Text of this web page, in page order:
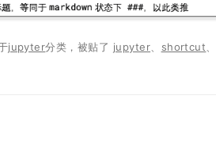
jupyter分类，被贴了 jupyter、 shortcut、